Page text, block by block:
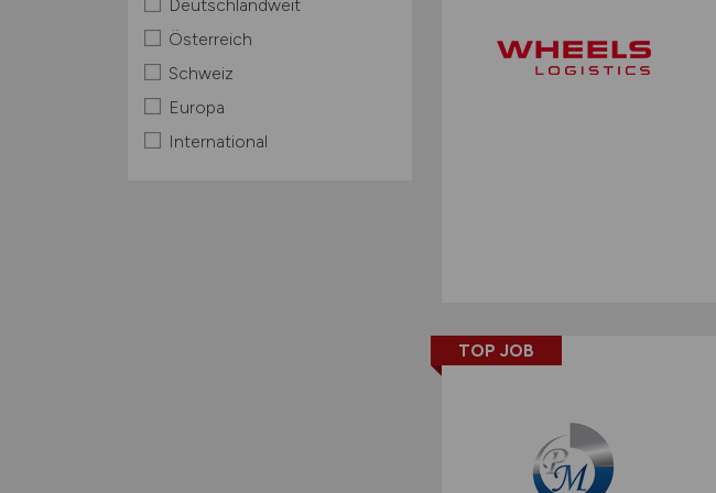
Deutschlandweit
Österreich
Schweiz
Europa
International
TOP JOB